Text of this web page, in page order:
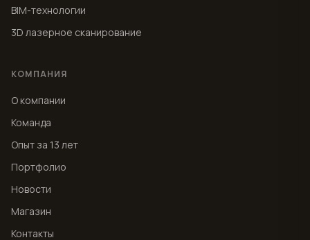
BIM-технологии
3D лазерное сканирование
КОМПАНИЯ
О компании
Команда
Опыт за 13 лет
Портфолио
Новости
Магазин
Контакты